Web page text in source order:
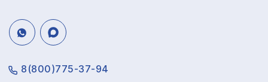
8(800)775-37-94